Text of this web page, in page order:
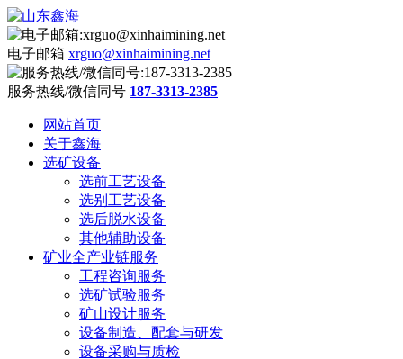
电子邮箱 xrguo@xinhaimining.net
服务热线/微信同号 187-3313-2385
网站首页
关于鑫海
选矿设备
选前工艺设备
选别工艺设备
选后脱水设备
其他辅助设备
矿业全产业链服务
工程咨询服务
选矿试验服务
矿山设计服务
设备制造、配套与研发
设备采购与质检